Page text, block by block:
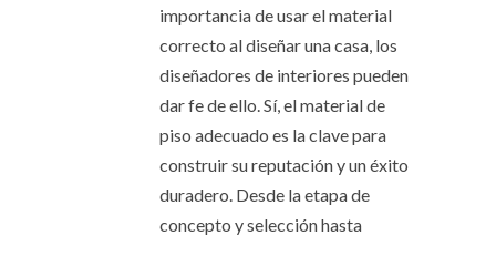
importancia de usar el material
correcto al diseñar una casa, los
diseñadores de interiores pueden
dar fe de ello. Sí, el material de
piso adecuado es la clave para
construir su reputación y un éxito
duradero. Desde la etapa de
concepto y selección hasta